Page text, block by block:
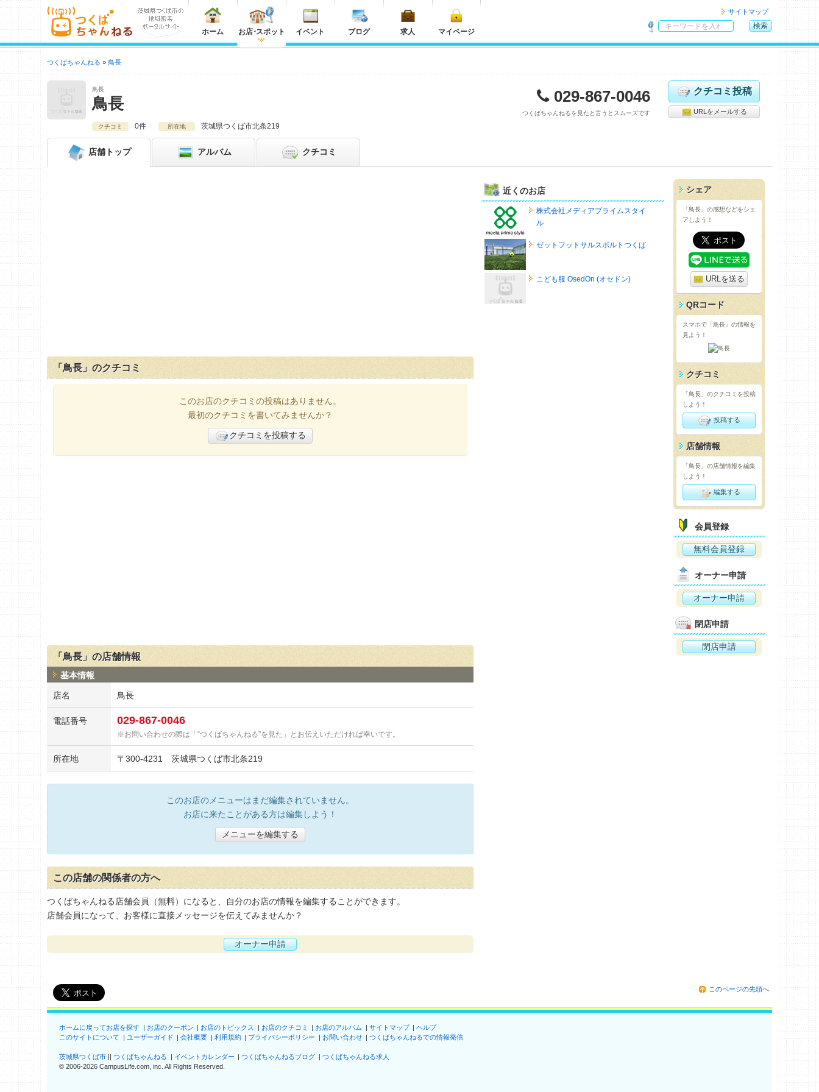
ホーム お店・スポット イベント ブログ 求人 マイページ
サイトマップ
内
索
検索
つくばちゃんねる 鳥長
鳥長
鳥長 029-867-0046
つくばちゃんねるを見たと言うとスムーズです
クチコミ投稿
URLをメールする
クチコミ 0件 所在地 茨城県つくば市北条219
店舗 トップ アルバム クチコミ
「鳥長」のクチコミ
このお店のクチコミの投稿はありません。
最初のクチコミを書いてみませんか？
クチコミを投稿する
「鳥長」の店舗情報
基本情報
店名 鳥長
電話番号 029-867-0046
お問い合わせの際は「“つくばちゃんねる”を見た」とお伝えいただければ幸いです。
所在地 〒 300-4231 茨城県つくば市北条219
このお店のメニューはまだ編集されていません。
お店に来たことがある方は編集しよう！
メニューを編集する
この店舗の関係者の方へ
つくばちゃんねる店舗会員（無料）になると、自分のお店の情報を編集することができます。
店舗会員になって、お客様に直接メッセージを伝えてみませんか？
オーナー申請
近くのお店
株式会社メディアプライムスタイ
ル
ゼットフットサルスポルトつくば
こども服 OsedOn (オセドン)
シェア
「鳥長」の感想などをシェ
アしよう！
URLを送る
QRコード
スマホで「鳥長」の情報を
見よう！
クチコミ
「鳥長」のクチコミを投稿
しよう！
投稿する
店舗情報
「鳥長」の店舗情報を編集
しよう！
編集する
会員登録
無料会員登録
オーナー申請
オーナー申請
閉店申請
閉店申請
このページの先頭へ
ホームに戻ってお店を探す お店のクーポン お店のトピックス お店のクチコミ お店のアルバム サイトマップ
ヘルプ
このサイトについて
ユーザーガイド 会社概要 利用規約 プライバシーポリシー お問い合わせ つくばちゃんねるでの情報発信
茨城県つくば市 つくばちゃんねる イベントカレンダー つくばちゃんねるブログ
つくばちゃんねる求人
© 2006-2026 CampusLife.com, inc. All Rights Reserved